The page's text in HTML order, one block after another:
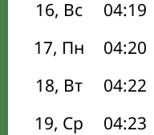
16, Вс
04:19
17, Пн
04:20
18, Вт
04:22
19, Ср
04:23